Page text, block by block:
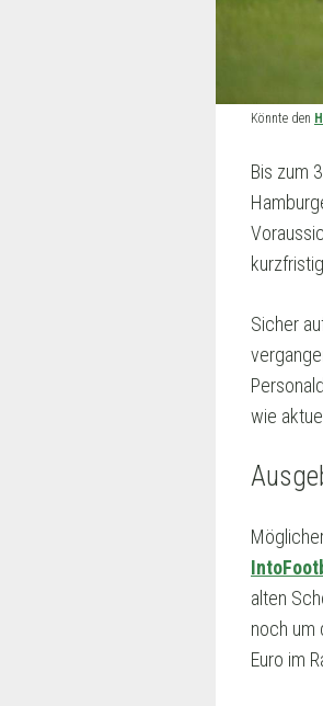
Könnte den
Bis zum
Sicher
wie
alten
noch um
Euro im